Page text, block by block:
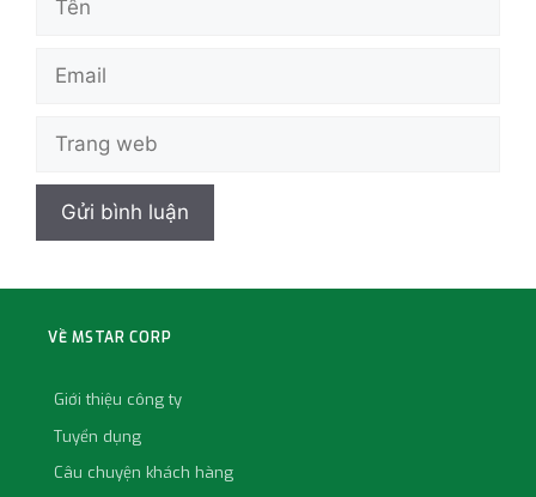
VỀ MSTAR CORP
Giới thiệu công ty
Tuyển dụng
Câu chuyện khách hàng